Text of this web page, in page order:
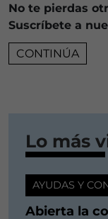
No te pierdas
Suscríbete a
CONTINÚA
Lo más
AYUDAS Y
Abierta la